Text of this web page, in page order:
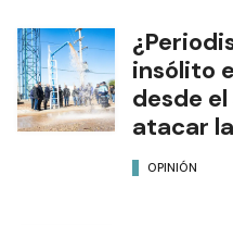
insólito
desde
atacar
OPINIÓN